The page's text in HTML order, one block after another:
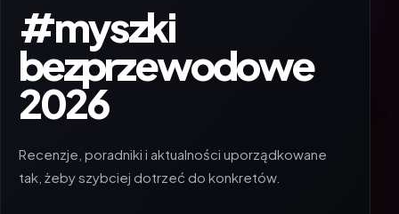
#myszki
bezprzewodowe
2026
Recenzje, poradniki i aktualności uporządkowane
tak, żeby szybciej dotrzeć do konkretów.